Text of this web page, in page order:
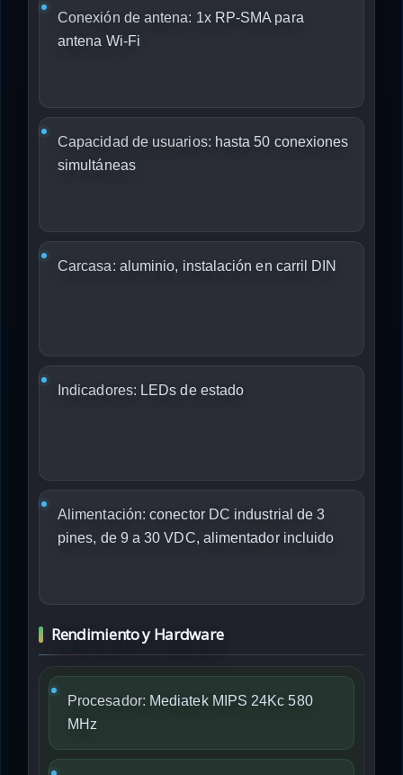
Conexión de antena: 1x RP-SMA para
antena Wi-Fi
Capacidad de usuarios: hasta 50 conexiones
simultáneas
Carcasa: aluminio, instalación en carril DIN
Indicadores: LEDs de estado
Alimentación: conector DC industrial de 3
pines, de 9 a 30 VDC, alimentador incluido
Rendimiento y Hardware
Procesador: Mediatek MIPS 24Kc 580
MHz